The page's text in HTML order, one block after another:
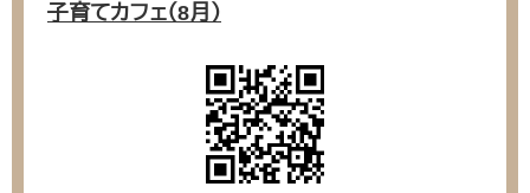
子育てカフェ（8月）